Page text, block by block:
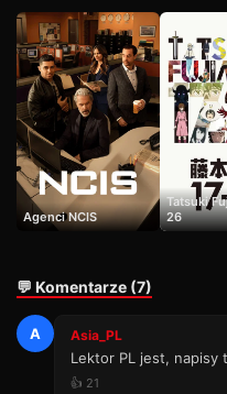
Agenci NCIS
Tatsuki
26
💬 Komentarze (7)
A Asia_PL
Lektor PL jest, napisy
👍 21